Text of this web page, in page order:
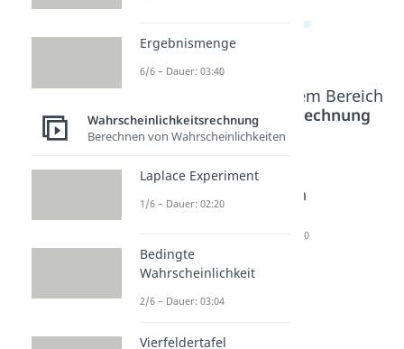
Beliebte Inhalte aus dem Bereich
Wahrscheinlichkeitsrechnung
Fakultät ErgebnisLaplace
Experim
Dauer: 02:20
Ergebnismenge
6/6 – Dauer: 03:40
Wahrscheinlichkeitsrechnung
Berechnen von Wahrscheinlichkeiten
Laplace Experiment
1/6 – Dauer: 02:20
Bedingte
Wahrscheinlichkeit
2/6 – Dauer: 03:04
Vierfeldertafel